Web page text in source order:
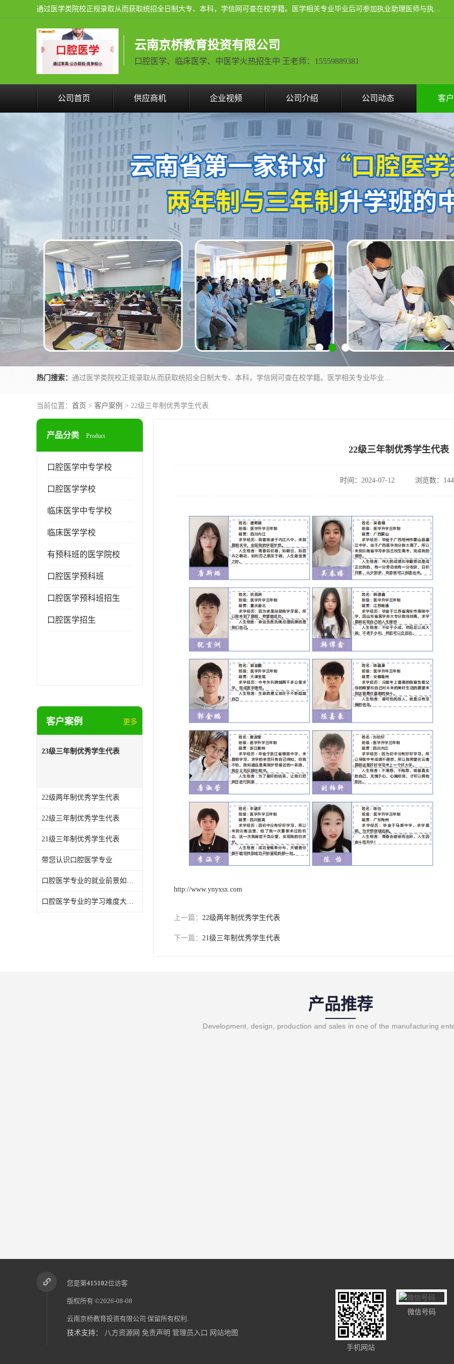
通过医学类院校正规录取从而获取统招全日制大专、本科，学信网可查在校学籍。医学相关专业毕业后可参加执业助理医师与执业医师证书考试（如口腔医学、临床医学、中医学等专业）.
云南京桥教育投资有限公司
口腔医学、临床医学、中医学火热招生中 王老师：15559889381
公司首页 供应商机 企业视频 公司介绍 公司动态 客
热门搜索： 通过医学类院校正规录取从而获取统招全日制大专、本科，学信网可查在校学籍。医学相关专业毕业后可参加执业助理医师与执业医师证书考试（如口腔医学、临床医学、中医学等专业）.
当前位置： 首页 > 客户案例 > 22级三年制优秀学生代表
产品分类 Product
口腔医学中专学校
口腔医学学校
临床医学中专学校
临床医学学校
有预科班的医学院校
口腔医学预科班
口腔医学预科班招生
口腔医学招生
客户案例 更多
23级三年制优秀学生代表
22级两年制优秀学生代表
22级三年制优秀学生代表
21级三年制优秀学生代表
带您认识口腔医学专业
口腔医学专业的就业前景如何？
口腔医学专业的学习难度大吗？
22级三年制优秀学生代表
时间：2024-07-12 浏览数：
http://www.ynyxsx.com
上一篇： 22级两年制优秀学生代表
下一篇： 21级三年制优秀学生代表
产品推荐
Development, design, production and sales in one of the manufacturing
您是第415102位访客
版权所有 ©2026-08-08
云南京桥教育投资有限公司 保留所有权利.
技术支持： 八方资源网 免责声明 管理员入口 网站地图
手机网站
微信号码